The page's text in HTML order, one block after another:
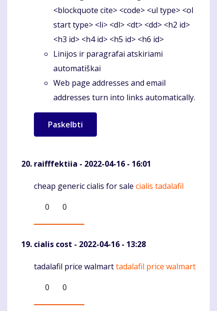
<blockquote cite> <code> <ul type> <ol
start type> <li> <dl> <dt> <dd> <h2 id>
<h3 id> <h4 id> <h5 id> <h6 id>
Linijos ir paragrafai atskiriami
automatiškai
Web page addresses and email
addresses turn into links automatically.
raifffektiia - 2022-04-16 - 16:01
Komentaras
cheap generic cialis for sale cialis tadalafil
0
0
cialis cost - 2022-04-16 - 13:28
Komentaras
tadalafil price walmarttadalafil price walmart
0
0